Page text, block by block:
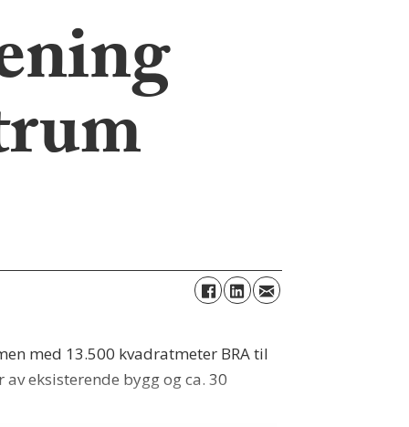
med 13.500 kvadratmeter BRA til
eksisterende bygg og ca. 30